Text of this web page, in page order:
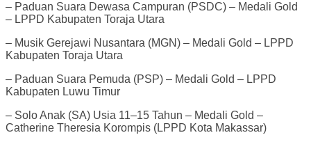
– Paduan Suara Dewasa Campuran (PSDC) – Medali Gold
– LPPD Kabupaten Toraja Utara
– Musik Gerejawi Nusantara (MGN) – Medali Gold – LPPD
Kabupaten Toraja Utara
– Paduan Suara Pemuda (PSP) – Medali Gold – LPPD
Kabupaten Luwu Timur
– Solo Anak (SA) Usia 11–15 Tahun – Medali Gold –
Catherine Theresia Korompis (LPPD Kota Makassar)